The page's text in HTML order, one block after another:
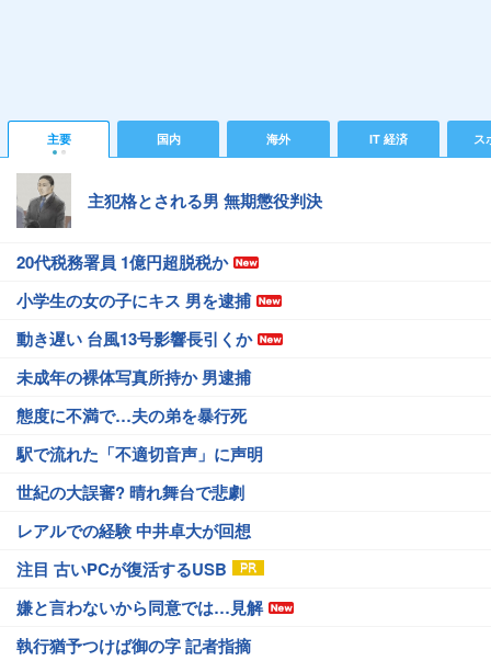
主要 国内 海外 IT 経済 ス
主犯格とされる男 無期懲役判決
20代税務署員 1億円超脱税か
小学生の女の子にキス 男を逮捕
動き遅い 台風13号影響長引くか
未成年の裸体写真所持か 男逮捕
態度に不満で…夫の弟を暴行死
駅で流れた「不適切音声」に声明
世紀の大誤審? 晴れ舞台で悲劇
レアルでの経験 中井卓大が回想
注目 古いPCが復活するUSB
嫌と言わないから同意では…見解
執行猶予つけば御の字 記者指摘